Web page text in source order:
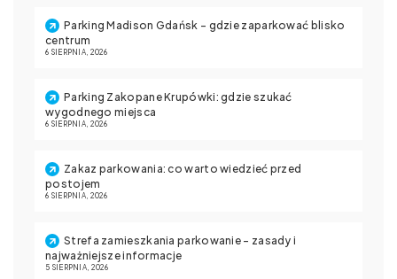
Parking Madison Gdańsk – gdzie zaparkować blisko
centrum
6 SIERPNIA, 2026
Parking Zakopane Krupówki: gdzie szukać
wygodnego miejsca
6 SIERPNIA, 2026
Zakaz parkowania: co warto wiedzieć przed
postojem
6 SIERPNIA, 2026
Strefa zamieszkania parkowanie – zasady i
najważniejsze informacje
5 SIERPNIA, 2026